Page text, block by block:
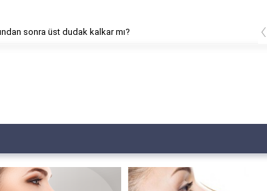
sonra üst dudak kalkar mı? ‹